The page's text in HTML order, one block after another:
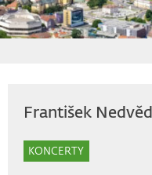
František
KONCERTY